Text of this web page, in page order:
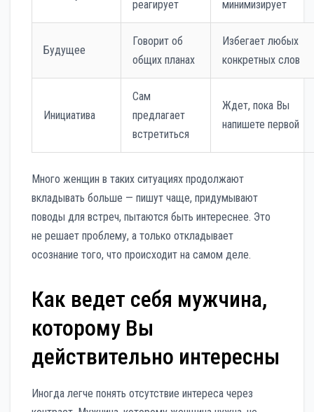
реагирует минимизирует
Будущее
Говорит об
общих планах
Избегает любых
конкретных слов
Инициатива
Сам
предлагает
встретиться
Ждет, пока Вы
напишете первой
Много женщин в таких ситуациях продолжают
вкладывать больше — пишут чаще, придумывают
поводы для встреч, пытаются быть интереснее. Это
не решает проблему, а только откладывает
осознание того, что происходит на самом деле.
Как ведет себя мужчина,
которому Вы
действительно интересны
Иногда легче понять отсутствие интереса через